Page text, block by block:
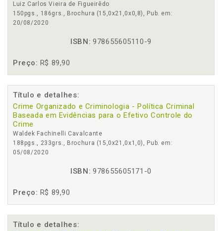
Luiz Carlos Vieira de Figueirêdo
150pgs., 186grs., Brochura (15,0x21,0x0,8), Pub. em:
20/08/2020
ISBN: 978655605110-9
Preço: R$ 89,90
Título e detalhes:
Crime Organizado e Criminologia - Política Criminal
Baseada em Evidências para o Efetivo Controle do
Crime
Waldek Fachinelli Cavalcante
188pgs., 233grs., Brochura (15,0x21,0x1,0), Pub. em:
05/08/2020
ISBN: 978655605171-0
Preço: R$ 89,90
Título e detalhes: